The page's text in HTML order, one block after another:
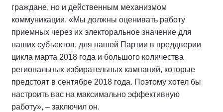
граждане, но и действенным механизмом
коммуникации. «Мы должны оценивать работу
приемных через их электоральное значение для
наших субъектов, для нашей Партии в преддверии
цикла марта 2018 года и большого количества
региональных избирательных кампаний, которые
предстоят в сентябре 2018 года. Поэтому хотел бы
настроить вас на максимально эффективную
работу», – заключил он.